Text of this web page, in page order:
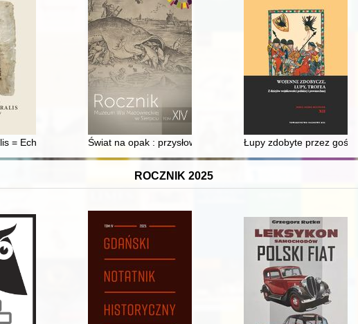
na rzecz dzieci polskich i żydowskich
= Echo z grobów. T. 1,Świat na opak : przysłowia niderlandzkie w twórczości
Łupy zdobyte przez
ROCZNIK 2025